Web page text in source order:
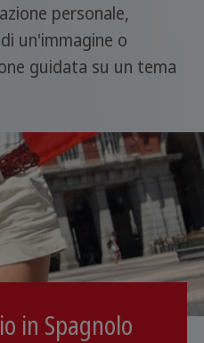
personale,
un'immagine o
guidata su un tema
in Spagnolo